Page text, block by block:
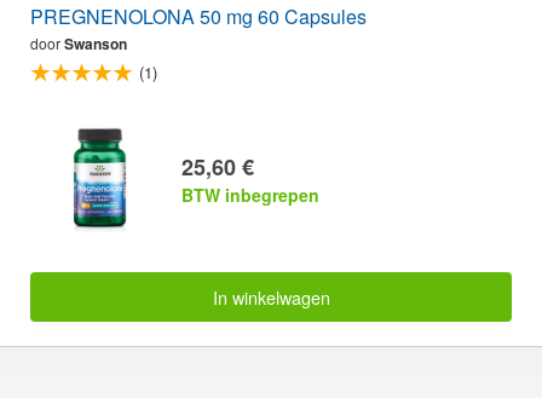
PREGNENOLONA 50 mg 60 Capsules
doorSwanson
(1)
25,60 €
BTW inbegrepen
In winkelwagen